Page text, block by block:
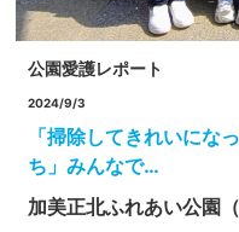
公園愛護レポート
2024/9/3
「掃除してきれいにな
ち」みんなで…
加美正北ふれあい公園（